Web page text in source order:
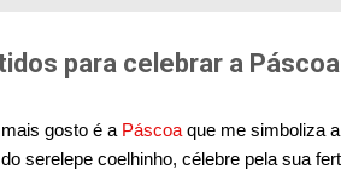
Se per...
para celebrar a
gosto é a Páscoa que me simboliza
serelepe coelhinho, célebre pela sua